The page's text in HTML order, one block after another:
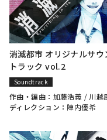
消滅都市 オリジナルサウ
トラック vol.2
Soundtrack
作曲・編曲： 加藤浩義 / 川越
ディレクション： 陣内優希